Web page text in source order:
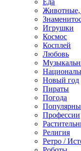
Еда
Игрушки
Космос
Косплей
Любовь
Новый год
Пираты
Погода
Профессии
Религия
Ретро /